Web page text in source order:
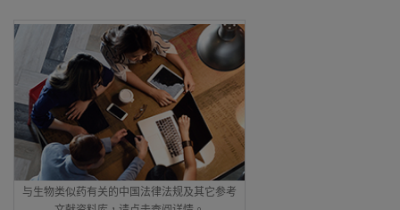
与生物类似药有关的中国法律法规及其它参考